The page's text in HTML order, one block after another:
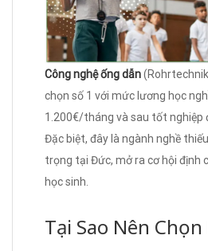
Công nghệ ống dẫn
chọn số 1 với mức lương học
1.200€/tháng và sau tốt nghiệp
Đặc biệt, đây là ngành nghề
trọng tại Đức, mở ra cơ hội định
học sinh.
Tại Sao Nên